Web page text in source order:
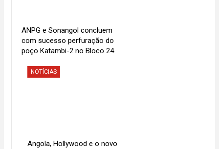
ANPG e Sonangol concluem
com sucesso perfuração do
poço Katambi-2 no Bloco 24
NOTÍCIAS
Angola, Hollywood e o novo